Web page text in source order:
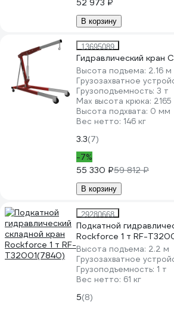
52 973 ₽
В корзину
13695089
Гидравлический кран
Высота подъема: 2.16 м
Грузозахватное
Грузоподъемность: 3 т
Мах высота крюка:
Высота подхвата: 0 мм
Вес нетто: 146 кг
3.3(7)
-7%
55 330 ₽59 812 ₽
В корзину
29280668
Подкатной
Rockforce 1 т RF-
Высота подъема: 2.2 м
Грузозахватное
Грузоподъемность: 1 т
Вес нетто: 61 кг
5(8)